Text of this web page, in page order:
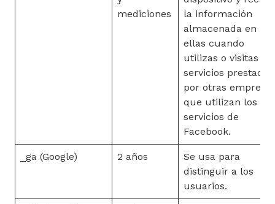
mediciones
la información
almacenada en
ellas cuando
utilizas o visitas
servicios prestados
por otras
que utilizan los
servicios de
Facebook.
_ga (Google) 2 años
Se usa para
distinguir a los
usuarios.